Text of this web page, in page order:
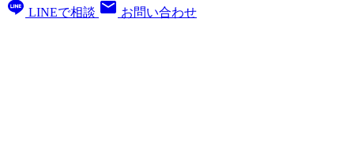
LINEで相談 お問い合わせ